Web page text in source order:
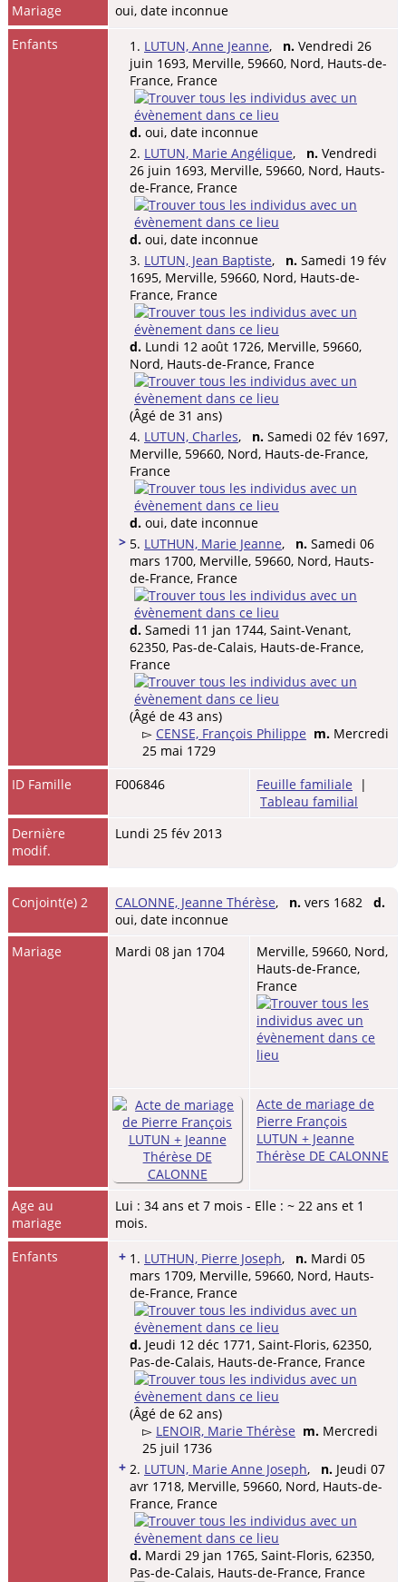
Mariage
oui, date inconnue
Enfants
1. LUTUN, Anne Jeanne, n. Vendredi 26
juin 1693, Merville, 59660, Nord, Hauts-de-
France, France
d. oui, date inconnue
2. LUTUN, Marie Angélique, n. Vendredi
26 juin 1693, Merville, 59660, Nord, Hauts-
de-France, France
d. oui, date inconnue
3. LUTUN, Jean Baptiste, n. Samedi 19 fév
1695, Merville, 59660, Nord, Hauts-de-
France, France
d. Lundi 12 août 1726, Merville, 59660,
Nord, Hauts-de-France, France
(Âgé de 31 ans)
4. LUTUN, Charles, n. Samedi 02 fév 1697,
Merville, 59660, Nord, Hauts-de-France,
France
d. oui, date inconnue
> 5. LUTHUN, Marie Jeanne, n. Samedi 06
mars 1700, Merville, 59660, Nord, Hauts-
de-France, France
d. Samedi 11 jan 1744, Saint-Venant,
62350, Pas-de-Calais, Hauts-de-France,
France
(Âgé de 43 ans)
▻ CENSE, François Philippe m. Mercredi
25 mai 1729
ID Famille
F006846 Feuille familiale |
Tableau familial
Dernière
modif.
Lundi 25 fév 2013
Conjoint(e) 2 CALONNE, Jeanne Thérèse, n. vers 1682 d.
oui, date inconnue
Mariage
Mardi 08 jan 1704
Merville, 59660, Nord,
Hauts-de-France,
France
Acte de mariage de
Pierre François
LUTUN + Jeanne
Thérèse DE CALONNE
Age au
mariage
Lui : 34 ans et 7 mois - Elle : ~ 22 ans et 1
mois.
Enfants
+ 1. LUTHUN, Pierre Joseph, n. Mardi 05
mars 1709, Merville, 59660, Nord, Hauts-
de-France, France
d. Jeudi 12 déc 1771, Saint-Floris, 62350,
Pas-de-Calais, Hauts-de-France, France
(Âgé de 62 ans)
▻ LENOIR, Marie Thérèse m. Mercredi
25 juil 1736
+ 2. LUTUN, Marie Anne Joseph, n. Jeudi 07
avr 1718, Merville, 59660, Nord, Hauts-de-
France, France
d. Mardi 29 jan 1765, Saint-Floris, 62350,
Pas-de-Calais, Hauts-de-France, France